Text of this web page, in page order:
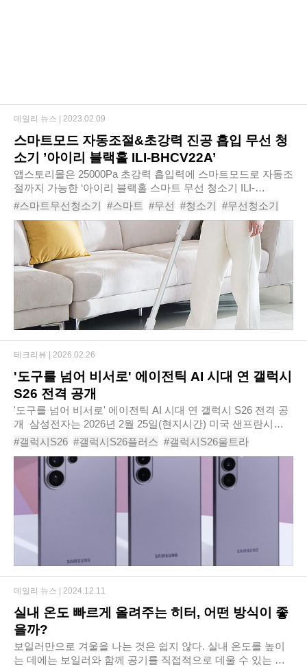
스마트모드 자동조절&초강력 진공 흡입 무선 청
소기 ’아이리 블랙홀 ILI-BHCV22A’
​앱스토리몰은 25000Pa 초강력 흡입력에 스마트모드로 자동조
절까지 가능한 ‘아이리 블랙홀 스마트 무선 청소기 ILI-
BHCV22A’를 신규 출시한다고 밝혔다.‘아이리 블랙홀 스마트
무선 청소기 ILI-BHCV22A’는 고효율 B..
#스마트무선청소기 #스마트 #무선 #청소기 #무선청소기
#25000pa #아이리블랙홀스마트무선청소기ILI-BHCV22A #
#
데일리 뉴스 | 2023.02.09
'도구를 넘어 비서로' 에이전틱 AI 시대 연 갤럭시
S26 전격 공개
'도구를 넘어 비서로' 에이전틱 AI 시대 연 갤럭시 S26 전격 공
개 ​ 삼성전자는 2026년 2월 25일(현지시간) 미국 샌프란시스
코에 위치한 팰리스 오브 파인 아트에서 ‘갤럭시 언팩 2026’ 행
사를 개최했다. 언팩 행사..
#갤럭시S26 #갤럭시S26플러스 #갤럭시S26울트라
#갤럭시26 #갤럭시26플러스 #갤럭시26울트라
#갤럭시26시리즈
#갤럭시26카메라
#갤럭시26가격
#갤럭시26울트라카메라
#엑시노스2600
#스냅드래콘8엘리트5세대
테크리뷰 | 2026.02.26
실내 온도 빠르게 올려주는 히터, 어떤 방식이 좋
을까?
보일러만으로 겨울을 나는 것은 쉽지 않다. 실내 온도를 높이
는 데에는 보일러와 함께 공기를 직접적으로 데울 수 있는 히
데일리 뉴스 | 2024.12.11